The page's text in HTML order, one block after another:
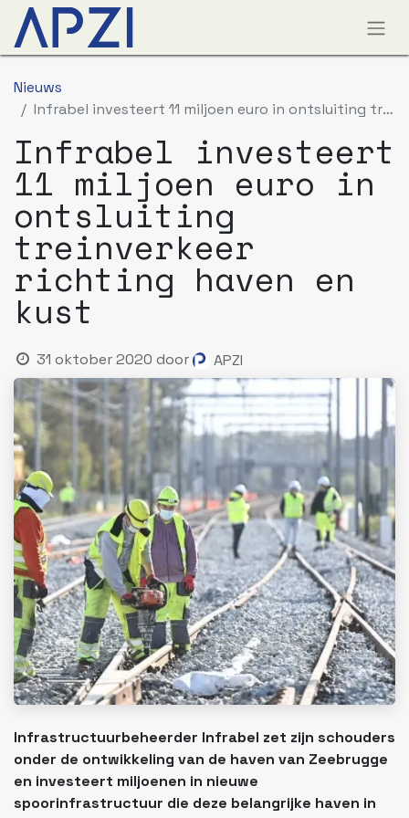
Nieuws
Infrabel investeert 11 miljoen euro in ontsluiting treinverkeer richting haven en kust
Infrabel investeert
11 miljoen euro in
ontsluiting
treinverkeer
richting haven en
kust
31 oktober 2020 door APZI
Infrastructuurbeheerder Infrabel zet zijn schouders
onder de ontwikkeling van de haven van Zeebrugge
en investeert miljoenen in nieuwe
spoorinfrastructuur die deze belangrijke haven in